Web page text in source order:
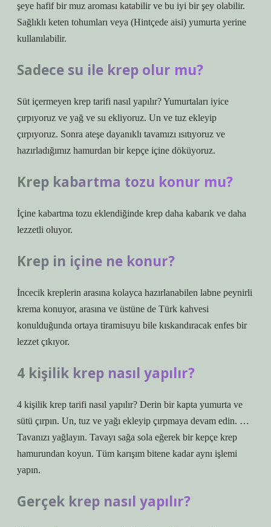
şeye hafif bir muz aroması katabilir ve bu iyi bir şey olabilir.
Sağlıklı keten tohumları veya (Hintçede aisi) yumurta yerine
kullanılabilir.
Sadece su ile krep olur mu?
Süt içermeyen krep tarifi nasıl yapılır? Yumurtaları iyice
çırpıyoruz ve yağ ve su ekliyoruz. Un ve tuz ekleyip
çırpıyoruz. Sonra ateşe dayanıklı tavamızı ısıtıyoruz ve
hazırladığımız hamurdan bir kepçe içine döküyoruz.
Krep kabartma tozu konur mu?
İçine kabartma tozu eklendiğinde krep daha kabarık ve daha
lezzetli oluyor.
Krep in içine ne konur?
İncecik kreplerin arasına kolayca hazırlanabilen labne peynirli
krema konuyor, arasına ve üstüne de Türk kahvesi
konulduğunda ortaya tiramisuyu bile kıskandıracak enfes bir
lezzet çıkıyor.
4 kişilik krep nasıl yapılır?
4 kişilik krep tarifi nasıl yapılır? Derin bir kapta yumurta ve
sütü çırpın. Un, tuz ve yağı ekleyip çırpmaya devam edin. …
Tavanızı yağlayın. Tavayı sağa sola eğerek bir kepçe krep
hamurundan koyun. Tüm karışım bitene kadar aynı işlemi
yapın.
Gerçek krep nasıl yapılır?